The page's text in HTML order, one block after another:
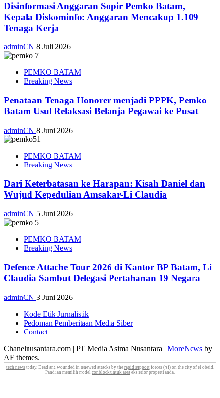
Disinformasi Anggaran Sopir Pemko Batam,
Kepala Diskominfo: Anggaran Mencakup 1.109
Tenaga Kerja
adminCN 8 Juli 2026
PEMKO BATAM
Breaking News
Penataan Tenaga Honorer menjadi PPPK, Pemko
Batam Usul Relaksasi Belanja Pegawai ke Pusat
adminCN 8 Juni 2026
PEMKO BATAM
Breaking News
Dari Keterbatasan ke Harapan: Kisah Daniel dan
Wujud Kepedulian Amsakar-Li Claudia
adminCN 5 Juni 2026
PEMKO BATAM
Breaking News
Defence Attache Tour 2026 di Kantor BP Batam, Li
Claudia Sambut Delegasi Pertahanan 19 Negara
adminCN 3 Juni 2026
Kode Etik Jurnalistik
Pedoman Pemberitaan Media Siber
Contact
Chanelnusantara.com | PT Media Asima Nusantara | MoreNews by
AF themes.
tech news today. Dead and wounded in renewed attacks by the rapid support forces (rsf) on the city of el obeid.
Panduan memilih model conblock untuk area eksterior properti anda.